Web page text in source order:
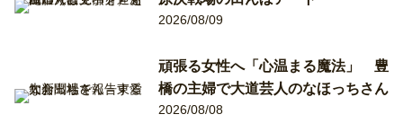
2026/08/09
頑張る女性へ「心温まる魔法」 豊
橋の主婦で大道芸人のなほっちさん
2026/08/08